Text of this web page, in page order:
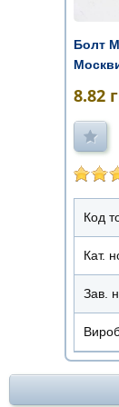
Болт
8.82
Код
Кат.
Зав.